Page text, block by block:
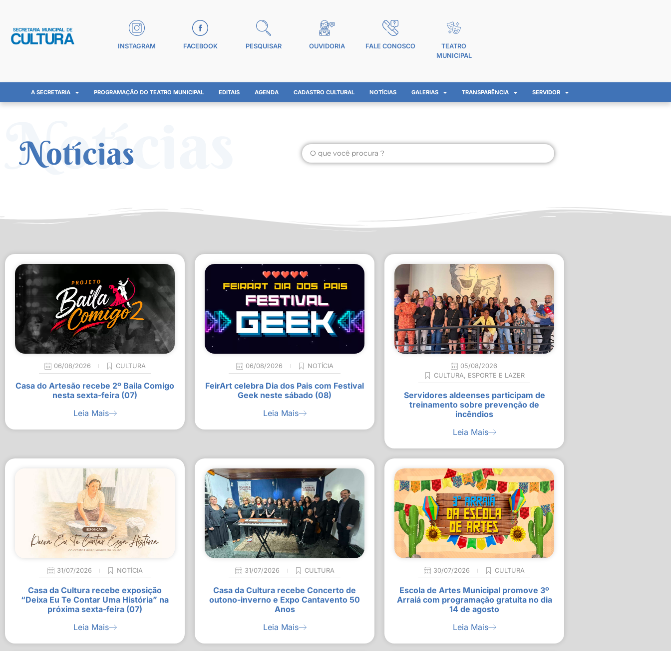
INSTAGRAM FACEBOOK PESQUISAR OUVIDORIA FALE CONOSCO
TEATRO
MUNICIPAL
A SECRETARIA PROGRAMAÇÃO DO TEATRO MUNICIPAL EDITAIS AGENDA CADASTRO CULTURAL NOTÍCIAS GALERIAS TRANSPARÊNCIA SERVIDOR
Notícias
Notícias
06/08/2026 CULTURA
Casa do Artesão recebe 2º Baila Comigo
nesta sexta-feira (07)
Leia Mais
06/08/2026 NOTÍCIA
FeirArt celebra Dia dos Pais com Festival
Geek neste sábado (08)
Leia Mais
05/08/2026
CULTURA, ESPORTE E LAZER
Servidores aldeenses participam de
treinamento sobre prevenção de
incêndios
Leia Mais
31/07/2026 NOTÍCIA
Casa da Cultura recebe exposição
“Deixa Eu Te Contar Uma História” na
próxima sexta-feira (07)
Leia Mais
31/07/2026 CULTURA
Casa da Cultura recebe Concerto de
outono-inverno e Expo Cantavento 50
Anos
Leia Mais
30/07/2026 CULTURA
Escola de Artes Municipal promove 3º
Arraiá com programação gratuita no dia
14 de agosto
Leia Mais